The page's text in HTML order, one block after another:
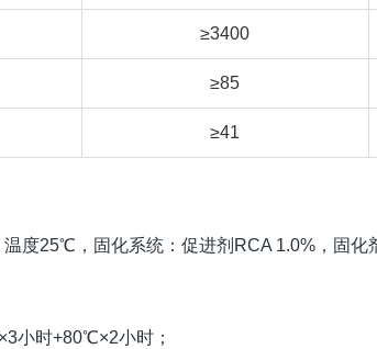
≥3400
≥85
≥41
度25℃，固化系统：促进剂RCA 1.0%，固化
小时+80℃×2小时；